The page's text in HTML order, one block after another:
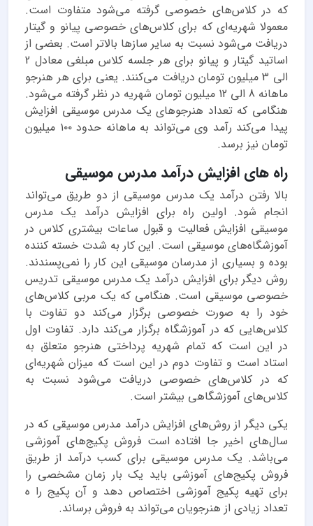
که در کلاس‌های خصوصی گرفته می‌شود متفاوت است.
معمولا شهریه‌ای که برای کلاس‌های خصوصی پیانو و گیتار
دریافت می‌شود نسبت به سایر سازها بالاتر است. بعضی از
اساتید گیتار و پیانو برای هر جلسه کلاس مبلغی معادل 2
الی 3 میلیون تومان دریافت می‌کنند. یعنی برای هر هنرجو
ماهانه 8 الی 12 میلیون تومان شهریه در نظر گرفته می‌شود.
هنگامی که تعداد هنرجوهای یک مدرس موسیقی افزایش
پیدا می‌کند رآمد وی می‌تواند به ماهانه حدود ۱۰۰ میلیون
تومان نیز برسد.
راه های افزایش درآمد مدرس موسیقی
بالا رفتن درآمد یک مدرس موسیقی از دو طریق می‌تواند
انجام شود. اولین راه برای افزایش درآمد یک مدرس
موسیقی افزایش فعالیت و قبول ساعات بیشتری کلاس در
آموزشگاه‌های موسیقی است. این کار به شدت خسته کننده
بوده و بسیاری از مدرسان موسیقی این کار را نمی‌پسندند.
روش دیگر برای افزایش درآمد یک مدرس موسیقی تدریس
خصوصی موسیقی است. هنگامی که یک مربی کلاس‌های
خود را به صورت خصوصی برگزار می‌کند دو تفاوت با
کلاس‌هایی که در آموزشگاه برگزار می‌کند دارد. تفاوت اول
در این است که تمام شهریه پرداختی هنرجو متعلق به
استاد است و تفاوت دوم در این است که میزان شهریه‌ای
که در کلاس‌های خصوصی دریافت می‌شود نسبت به
کلاس‌های آموزشگاهی بیشتر است.
یکی دیگر از روش‌های افزایش درآمد مدرس موسیقی که در
سال‌های اخیر جا افتاده است فروش پکیج‌های آموزشی
می‌باشد. یک مدرس موسیقی برای کسب درآمد از طریق
فروش پکیج‌های آموزشی باید یک بار زمان مشخصی را
برای تهیه پکیج آموزشی اختصاص دهد و آن پکیج را ه
تعداد زیادی از هنرجویان می‌تواند به فروش برساند.